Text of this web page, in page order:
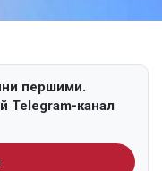
першими.
Telegram-канал